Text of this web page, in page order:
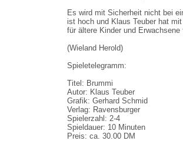
Es wird mit Sicherheit nicht bei
ist hoch und Klaus Teuber hat
für ältere Kinder und
(Wieland Herold)
Spieletelegramm:
Titel: Brummi
Autor: Klaus Teuber
Grafik: Gerhard Schmid
Verlag: Ravensburger
Spielerzahl: 2-4
Spieldauer: 10 Minuten
Preis: ca. 30.00 DM